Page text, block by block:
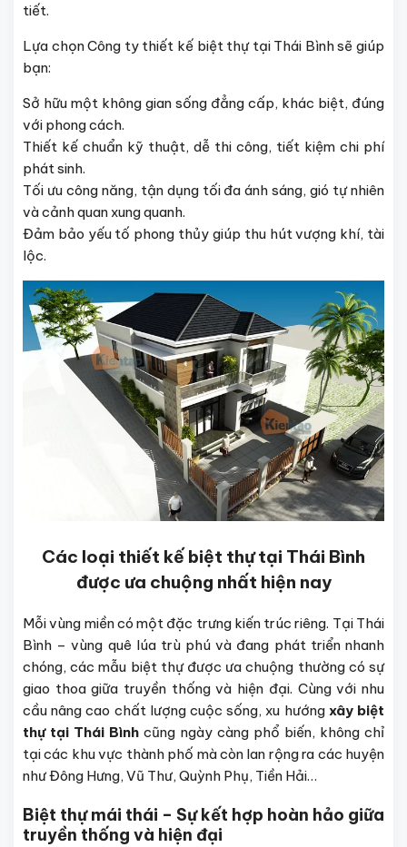
tiết.
Lựa chọn Công ty thiết kế biệt thự tại Thái Bình sẽ giúp
bạn:
Sở hữu một không gian sống đẳng cấp, khác biệt, đúng
với phong cách.
Thiết kế chuẩn kỹ thuật, dễ thi công, tiết kiệm chi phí
phát sinh.
Tối ưu công năng, tận dụng tối đa ánh sáng, gió tự nhiên
và cảnh quan xung quanh.
Đảm bảo yếu tố phong thủy giúp thu hút vượng khí, tài
lộc.
Các loại thiết kế biệt thự tại Thái Bình
được ưa chuộng nhất hiện nay
Mỗi vùng miền có một đặc trưng kiến trúc riêng. Tại Thái
Bình – vùng quê lúa trù phú và đang phát triển nhanh
chóng, các mẫu biệt thự được ưa chuộng thường có sự
giao thoa giữa truyền thống và hiện đại. Cùng với nhu
cầu nâng cao chất lượng cuộc sống, xu hướng xây biệt
thự tại Thái Bình cũng ngày càng phổ biến, không chỉ
tại các khu vực thành phố mà còn lan rộng ra các huyện
như Đông Hưng, Vũ Thư, Quỳnh Phụ, Tiền Hải…
Biệt thự mái thái – Sự kết hợp hoàn hảo giữa
truyền thống và hiện đại